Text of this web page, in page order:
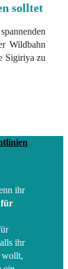
solltet
Wildbahn
Sigiriya zu
ihr
für
ihr
wollt,